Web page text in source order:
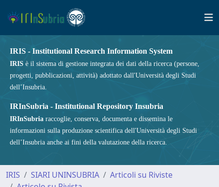
IRIS - Institutional Research Information System
IRIS è il sistema di gestione integrata dei dati della ricerca (persone,
progetti, pubblicazioni, attività) adottato dall'Università degli Studi
dell’Insubria.
IRInSubria - Institutional Repository Insubria
IRInSubria raccoglie, conserva, documenta e dissemina le
informazioni sulla produzione scientifica dell'Università degli Studi
dell’Insubria anche ai fini della valutazione della ricerca.
IRIS SIARI UNINSUBRIA
Articoli su Riviste